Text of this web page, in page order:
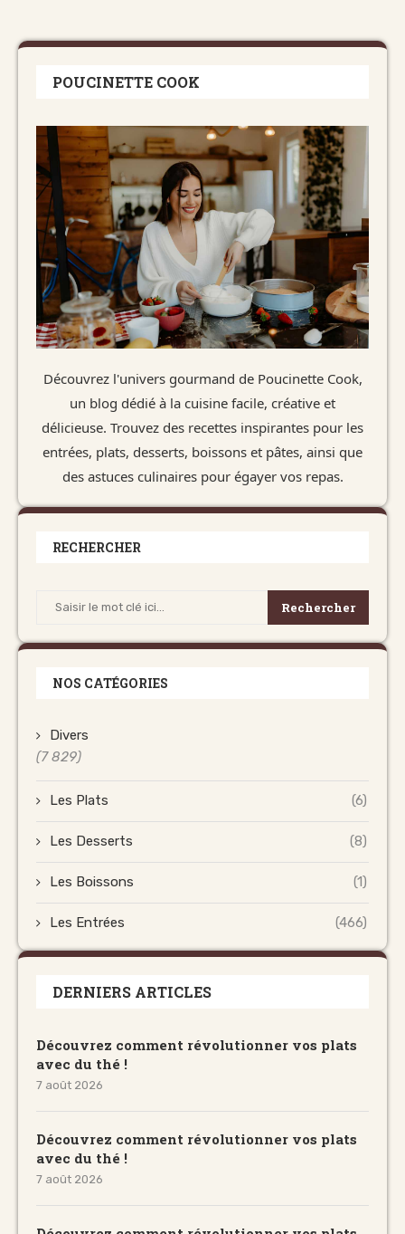
POUCINETTE COOK
Découvrez l'univers gourmand de Poucinette Cook,
un blog dédié à la cuisine facile, créative et
délicieuse. Trouvez des recettes inspirantes pour les
entrées, plats, desserts, boissons et pâtes, ainsi que
des astuces culinaires pour égayer vos repas.
RECHERCHER
Rechercher
NOS CATÉGORIES
Divers
(7 829)
Les Plats (6)
Les Desserts (8)
Les Boissons (1)
Les Entrées (466)
DERNIERS ARTICLES
Découvrez comment révolutionner vos plats
avec du thé !
7 août 2026
Découvrez comment révolutionner vos plats
avec du thé !
7 août 2026